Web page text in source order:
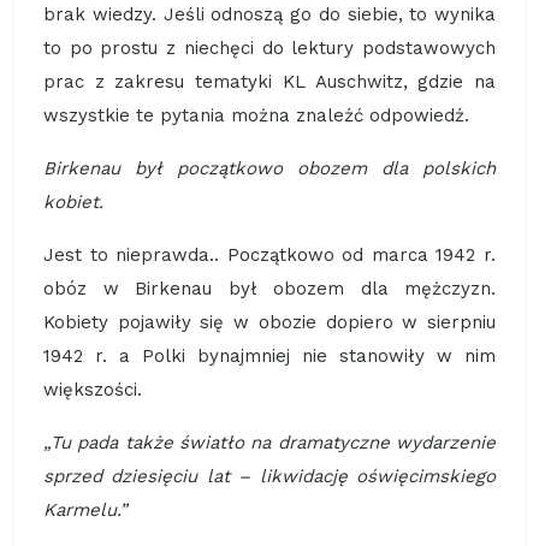
brak wiedzy. Jeśli odnoszą go do siebie, to wynika
to po prostu z niechęci do lektury podstawowych
prac z zakresu tematyki KL Auschwitz, gdzie na
wszystkie te pytania można znaleźć odpowiedź.
Birkenau był początkowo obozem dla polskich
kobiet.
Jest to nieprawda.. Początkowo od marca 1942 r.
obóz w Birkenau był obozem dla mężczyzn.
Kobiety pojawiły się w obozie dopiero w sierpniu
1942 r. a Polki bynajmniej nie stanowiły w nim
większości.
„Tu pada także światło na dramatyczne wydarzenie
sprzed dziesięciu lat – likwidację oświęcimskiego
Karmelu.”